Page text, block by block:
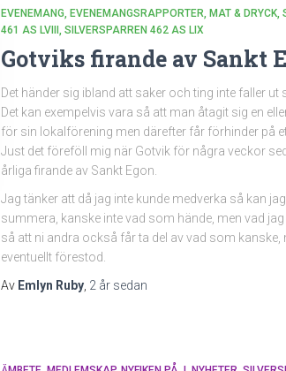
EVENEMANG EVENEMANGSRAPPORTER MAT & DRYCK
461 AS LVIII
SILVERSPARREN 462 AS LIX
Gotviks firande av Sankt
Det händer sig ibland att saker och ting inte faller ut
Det kan exempelvis vara så att man åtagit sig en
för sin lokalförening men därefter får förhinder på
Just det föreföll mig när Gotvik för några veckor
årliga firande av Sankt Egon.
Jag tänker att då jag inte kunde medverka så kan
summera, kanske inte vad som hände, men vad jag
så att ni andra också får ta del av vad som kanske,
eventuellt förestod.
Av Emlyn Ruby 2 år sedan